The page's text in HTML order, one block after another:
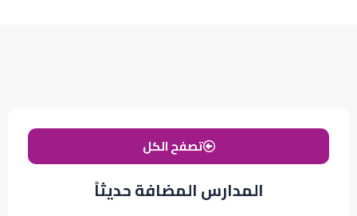
المدارس المضافة حديثاً
تصفح الكل